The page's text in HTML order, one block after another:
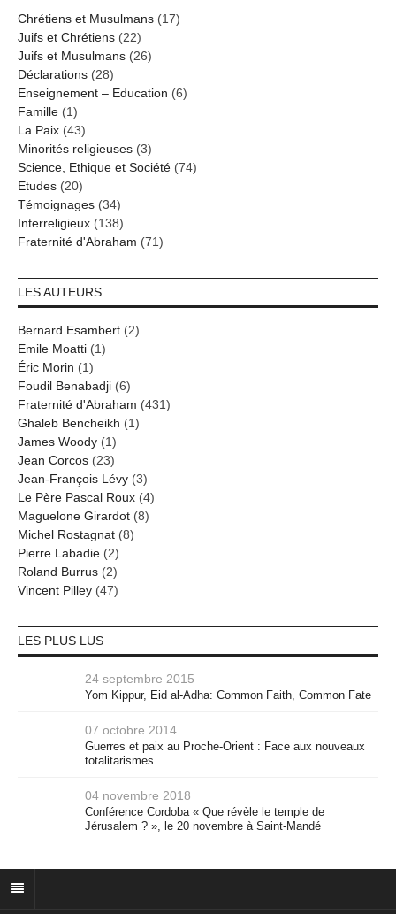
Chrétiens et Musulmans (17)
Juifs et Chrétiens (22)
Juifs et Musulmans (26)
Déclarations (28)
Enseignement – Education (6)
Famille (1)
La Paix (43)
Minorités religieuses (3)
Science, Ethique et Société (74)
Etudes (20)
Témoignages (34)
Interreligieux (138)
Fraternité d'Abraham (71)
LES AUTEURS
Bernard Esambert (2)
Emile Moatti (1)
Éric Morin (1)
Foudil Benabadji (6)
Fraternité d'Abraham (431)
Ghaleb Bencheikh (1)
James Woody (1)
Jean Corcos (23)
Jean-François Lévy (3)
Le Père Pascal Roux (4)
Maguelone Girardot (8)
Michel Rostagnat (8)
Pierre Labadie (2)
Roland Burrus (2)
Vincent Pilley (47)
LES PLUS LUS
24 septembre 2015
Yom Kippur, Eid al-Adha: Common Faith, Common Fate
07 octobre 2014
Guerres et paix au Proche-Orient : Face aux nouveaux
totalitarismes
04 novembre 2018
Conférence Cordoba « Que révèle le temple de
Jérusalem ? », le 20 novembre à Saint-Mandé